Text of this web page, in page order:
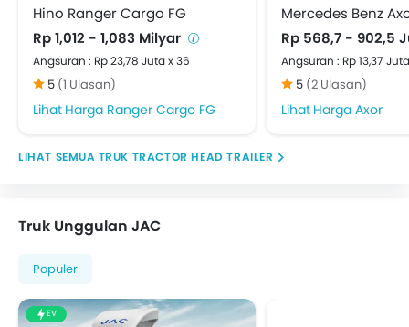
Hino Ranger Cargo FG
Rp 1,012 - 1,083 Milyar
Angsuran : Rp 23,78 Juta x 36
5 (1 Ulasan)
Harga Ranger Cargo FG
Mercedes Benz
Rp 568,7 - 902,5
Angsuran : Rp 13,37
5 (2 Ulasan)
Harga Axor
TRUK TRACTOR HEAD TRAILER
Truk Unggulan JAC
Populer
EV